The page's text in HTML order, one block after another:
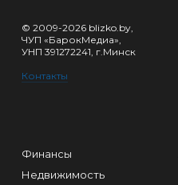
© 2009-2026 blizko.by,
ЧУП «БарокМедиа»,
УНП 391272241, г.Минск
Контакты
Финансы
Недвижимость